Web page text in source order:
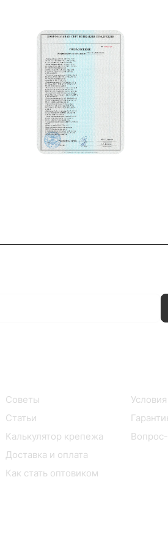
Советы
Статьи
Калькулятор крепежа
Доставка и оплата
Как стать оптовиком